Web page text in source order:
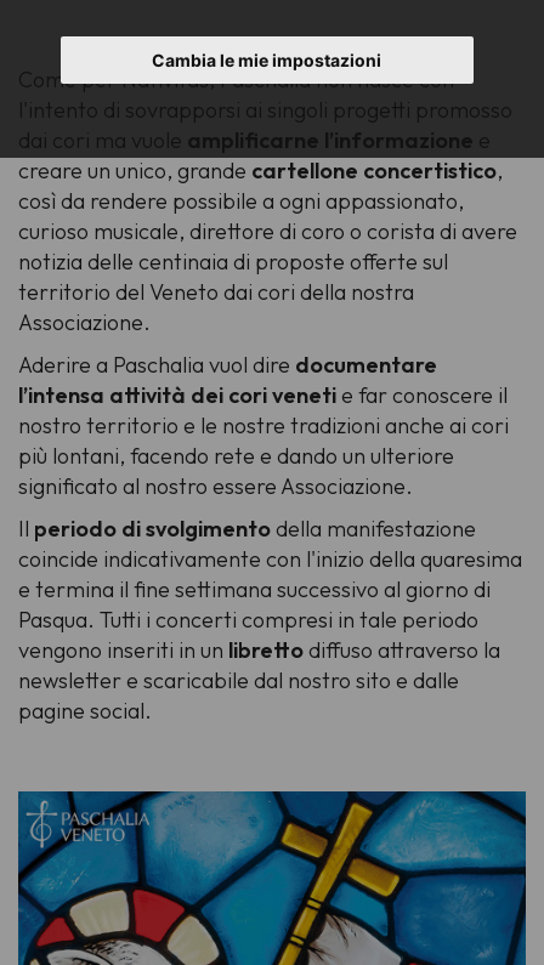
Cambia le mie impostazioni
Come per Nativitas, Paschalia non nasce con
l'intento di sovrapporsi ai singoli progetti promosso
dai cori ma vuole amplificarne l’informazione e
creare un unico, grande cartellone concertistico,
così da rendere possibile a ogni appassionato,
curioso musicale, direttore di coro o corista di avere
notizia delle centinaia di proposte offerte sul
territorio del Veneto dai cori della nostra
Associazione.
Aderire a Paschalia vuol dire documentare
l’intensa attività dei cori venetie far conoscere il
nostro territorio e le nostre tradizioni anche ai cori
più lontani, facendo rete e dando un ulteriore
significato al nostro essere Associazione.
Il periodo di svolgimentodella manifestazione
coincide indicativamente con l'inizio della quaresima
e termina il fine settimana successivo al giorno di
Pasqua. Tutti i concerti compresi in tale periodo
vengono inseriti in un librettodiffuso attraverso la
newsletter e scaricabile dal nostro sito e dalle
pagine social.